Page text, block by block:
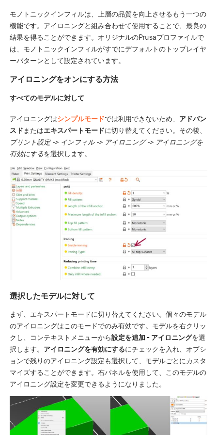
モノトニックインフィルは、上層の品質を向上させるもう一つの
機能です。アイロニングと組み合わせて使用することで、最良の
結果を得ることができます。オリジナルのPrusaプロファイルで
は、モノトニックインフィルがすでにデフォルトのトップレイヤ
ーパターンとして設定されています。
アイロニングをオンにする方法
すべてのモデルに対して
アイロニングはシンプルモードでは利用できないため、 アドバン
スド またはエキスパートモードに切り替えてください。その後、
プリント設定 -> インフィル -> アイロニング -> アイロニングを
有効にするを選択します。
選択したモデルに対して
まず、エキスパートモードに切り替えてください。個々のモデル
のアイロニングはこのモードでのみ有効です。モデルを右クリッ
クし、コンテキストメニューから設定を追加 - アイロニングを選
択します。 アイロニングを有効にするにチェックを入れ、オプシ
ョンで残りのアイロニング設定も選択して、モデルごとにカスタ
マイズすることができます。右パネルを使用して、このモデルの
アイロニング設定を変更できるようになりました。